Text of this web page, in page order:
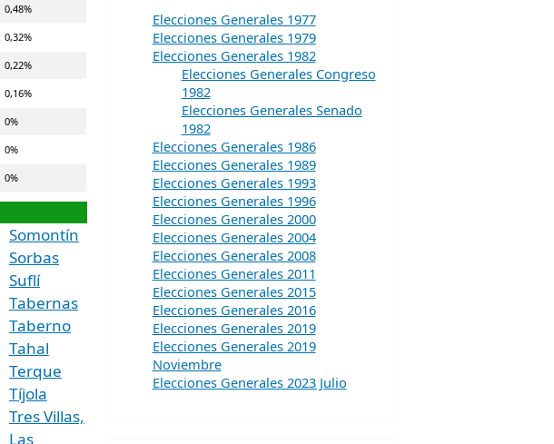
0,48%
0,32%
0,22%
0,16%
0%
0%
0%
Somontín
Sorbas
Suflí
Tabernas
Taberno
Tahal
Terque
Tíjola
Tres Villas,
Las
Elecciones Generales 1977
Elecciones Generales 1979
Elecciones Generales 1982
Elecciones Generales Congreso
1982
Elecciones Generales Senado
1982
Elecciones Generales 1986
Elecciones Generales 1989
Elecciones Generales 1993
Elecciones Generales 1996
Elecciones Generales 2000
Elecciones Generales 2004
Elecciones Generales 2008
Elecciones Generales 2011
Elecciones Generales 2015
Elecciones Generales 2016
Elecciones Generales 2019
Elecciones Generales 2019
Noviembre
Elecciones Generales 2023 Julio